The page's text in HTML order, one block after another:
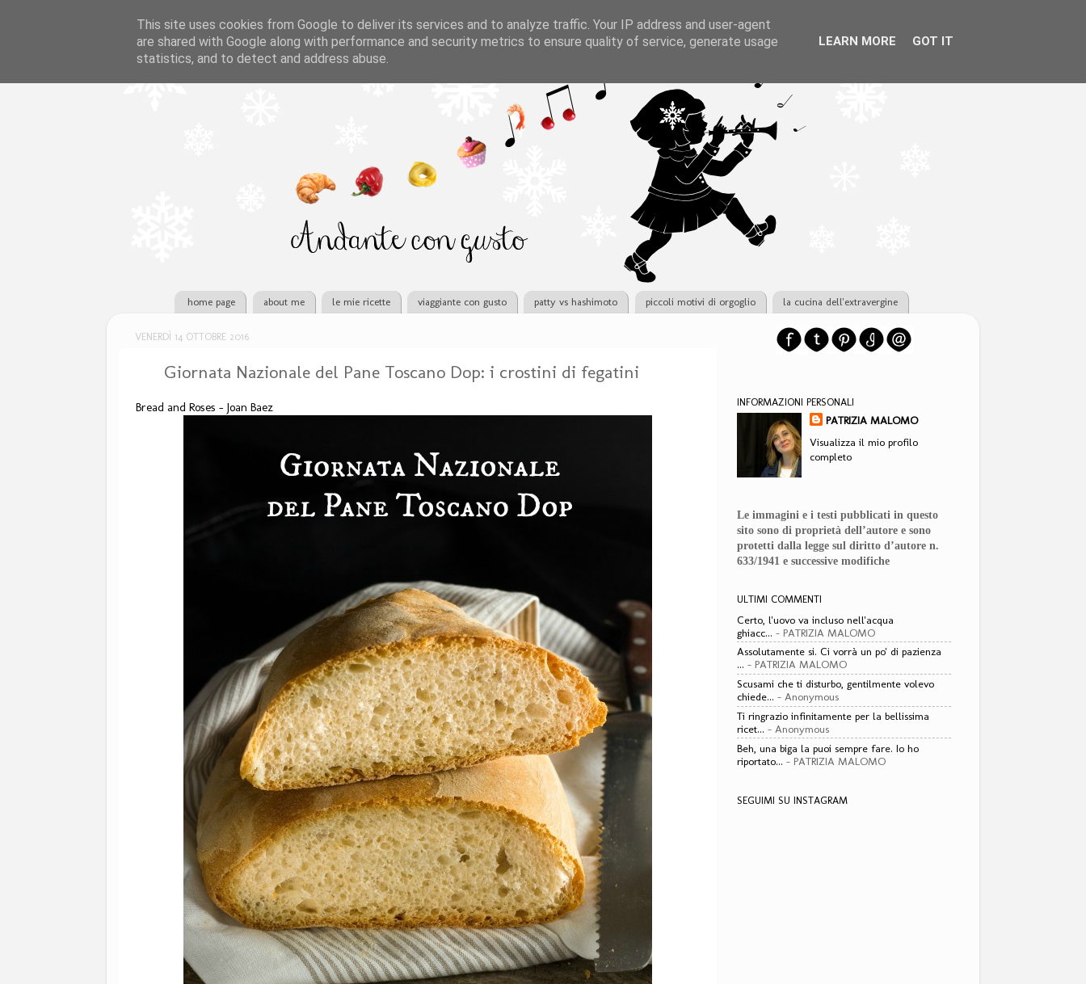
home page about me le mie ricette viaggiante con gusto patty vs hashimoto piccoli motivi di orgoglio la cucina dell'extravergine
VENERDÌ 14 OTTOBRE 2016
Giornata Nazionale del Pane Toscano Dop: i crostini di fegatini
Bread and Roses - Joan Baez INFORMAZIONI PERSONALI
PATRIZIA MALOMO
Visualizza il mio profilo
completo
Le immagini e i testi pubblicati in questo
sito sono di proprietà dell’autore e sono
protetti dalla legge sul diritto d’autore n.
633/1941 e successive modifiche
ULTIMI COMMENTI
Certo, l'uovo va incluso nell'acqua
ghiacc... - PATRIZIA MALOMO
Assolutamente si. Ci vorrà un po' di pazienza
... - PATRIZIA MALOMO
Scusami che ti disturbo, gentilmente volevo
chiede... - Anonymous
Ti ringrazio infinitamente per la bellissima
ricet... - Anonymous
Beh, una biga la puoi sempre fare. Io ho
riportato... - PATRIZIA MALOMO
SEGUIMI SU INSTAGRAM
This site uses cookies from Google to deliver its services and to analyze traffic. Your IP address and user-agent
are shared with Google along with performance and security metrics to ensure quality of service, generate usage
statistics, and to detect and address abuse.
LEARN MORE GOT IT